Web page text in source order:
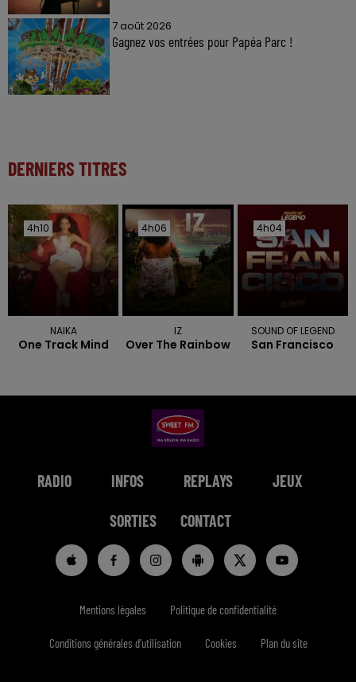
7 août 2026
Gagnez vos entrées pour Papéa Parc !
DERNIERS TITRES
4h10
4h10
NAIKA
One Track Mind
4h06
4h06
IZ
Over The Rainbow
4h04
4h04
SOUND OF LEGEND
San Francisco
RADIO INFOS REPLAYS JEUX
SORTIES CONTACT
Mentions légales Politique de confidentialité
Conditions générales d'utilisation Cookies Plan du site